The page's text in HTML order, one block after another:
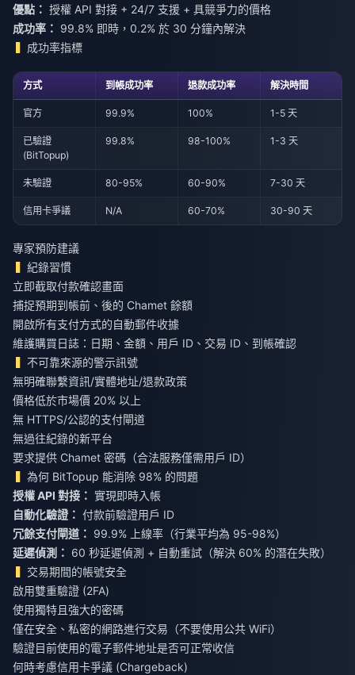
優點： 授權 API 對接 + 24/7 支援 + 具競爭力的價格
成功率： 99.8% 即時，0.2% 於 30 分鐘內解決
成功率指標
方式 到帳成功率 退款成功率 解決時間
官方 99.9% 100% 1-5 天
已驗證
(BitTopup)
99.8% 98-100% 1-3 天
未驗證 80-95% 60-90% 7-30 天
信用卡爭議 N/A 60-70% 30-90 天
專家預防建議
紀錄習慣
立即截取付款確認畫面
捕捉預期到帳前、後的 Chamet 餘額
開啟所有支付方式的自動郵件收據
維護購買日誌：日期、金額、用戶 ID、交易 ID、到帳確認
不可靠來源的警示訊號
無明確聯繫資訊/實體地址/退款政策
價格低於市場價 20% 以上
無 HTTPS/公認的支付閘道
無過往紀錄的新平台
要求提供 Chamet 密碼（合法服務僅需用戶 ID）
為何 BitTopup 能消除 98% 的問題
授權 API 對接： 實現即時入帳
自動化驗證： 付款前驗證用戶 ID
冗餘支付閘道： 99.9% 上線率（行業平均為 95-98%）
延遲偵測： 60 秒延遲偵測 + 自動重試（解決 60% 的潛在失敗）
交易期間的帳號安全
啟用雙重驗證 (2FA)
使用獨特且強大的密碼
僅在安全、私密的網路進行交易（不要使用公共 WiFi）
驗證目前使用的電子郵件地址是否可正常收信
何時考慮信用卡爭議 (Chargeback)